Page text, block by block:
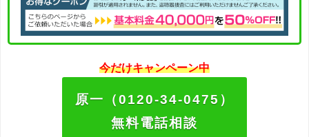
今だけキャンペーン中
原一（0120-34-0475）
無料電話相談